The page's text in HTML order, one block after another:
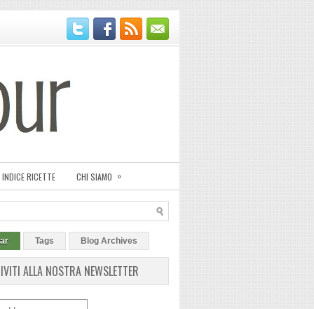
INDICE RICETTE CHI SIAMO »
Tags Blog Archives
ALLA NOSTRA NEWSLETTER